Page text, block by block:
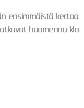
ensimmäistä kertaa
huomenna klo